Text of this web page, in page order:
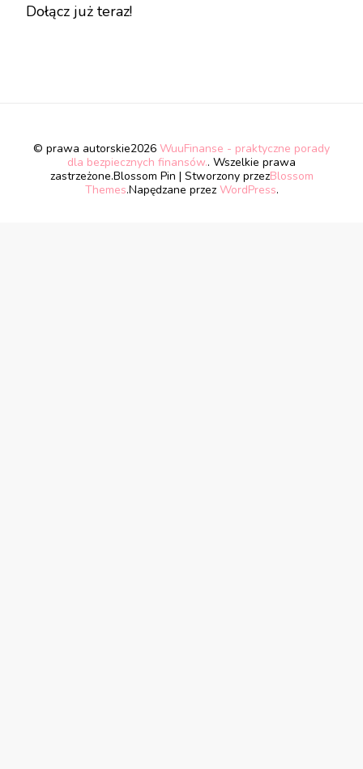
Dołącz już teraz!
© prawa autorskie2026 WuuFinanse - praktyczne porady
dla bezpiecznych finansów.. Wszelkie prawa
zastrzeżone.Blossom Pin | Stworzony przezBlossom
Themes.Napędzane przez WordPress.